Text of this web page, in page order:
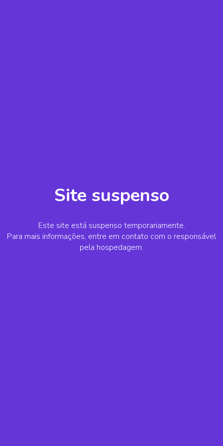
Site suspenso
Este site está suspenso temporariamente.
Para mais informações, entre em contato com o responsável
pela hospedagem.